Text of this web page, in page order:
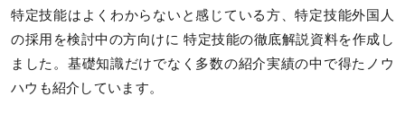
特定技能はよくわからないと感じている方、特定技能外国人
の採用を検討中の方向けに 特定技能の徹底解説資料を作成し
ました。基礎知識だけでなく多数の紹介実績の中で得たノウ
ハウも紹介しています。